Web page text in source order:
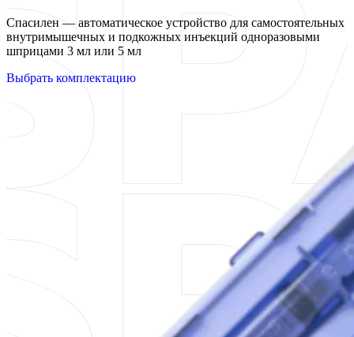
Спасилен — автоматическое устройство для самостоятельных
внутримышечных и подкожных инъекций одноразовыми
шприцами 3 мл или 5 мл
Выбрать комплектацию